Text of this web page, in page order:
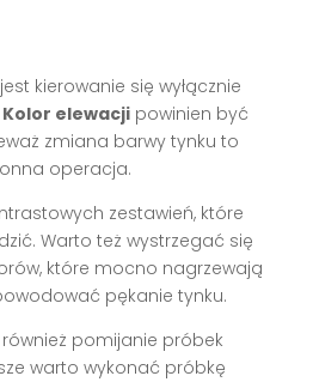
kierowanie się wyłącznie
Kolor elewacji powinien być
zmiana barwy tynku to
operacja.
zestawień, które
Warto też wystrzegać się
które mocno nagrzewają
pękanie tynku.
pomijanie próbek
warto wykonać próbkę